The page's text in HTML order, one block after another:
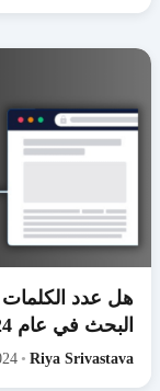
هل عدد
البحث في عام 2024؟
Riya Srivastava
•